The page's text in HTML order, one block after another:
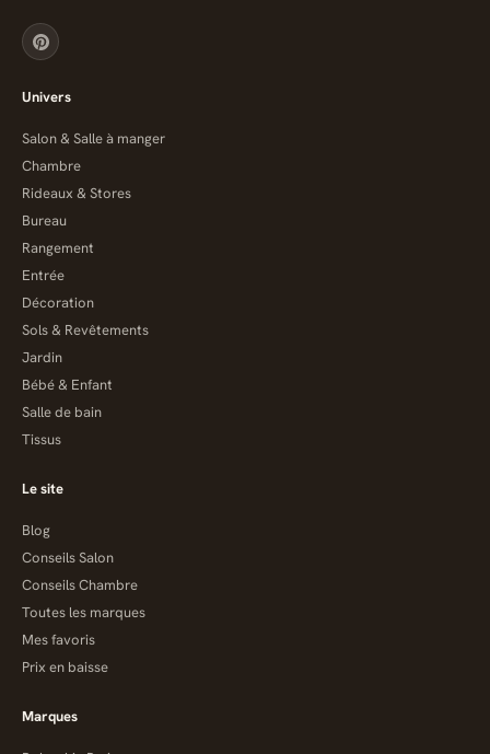
Univers
Salon & Salle à manger
Chambre
Rideaux & Stores
Bureau
Rangement
Entrée
Décoration
Sols & Revêtements
Jardin
Bébé & Enfant
Salle de bain
Tissus
Le site
Blog
Conseils Salon
Conseils Chambre
Toutes les marques
Mes favoris
Prix en baisse
Marques